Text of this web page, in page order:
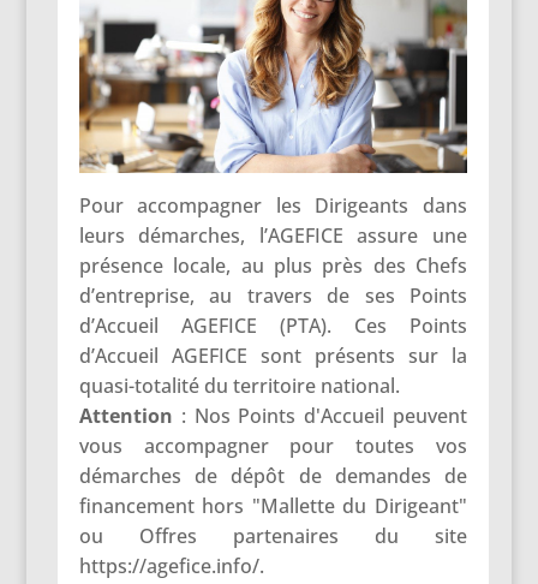
Pour accompagner les Dirigeants dans
leurs démarches, l’AGEFICE assure une
présence locale, au plus près des Chefs
d’entreprise, au travers de ses Points
d’Accueil AGEFICE (PTA). Ces Points
d’Accueil AGEFICE sont présents sur la
quasi-totalité du territoire national.
Attention : Nos Points d'Accueil peuvent
vous accompagner pour toutes vos
démarches de dépôt de demandes de
financement hors "Mallette du Dirigeant"
ou Offres partenaires du site
https://agefice.info/.